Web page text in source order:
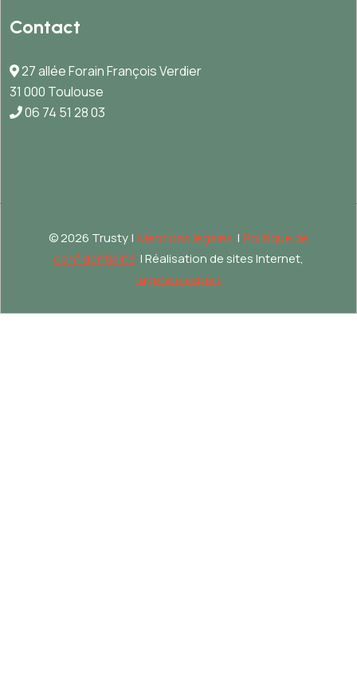
Contact
27 allée Forain François Verdier
31 000 Toulouse
06 74 51 28 03
©2026 Trusty | Mentions légales | Politique de
confidentialité | Réalisation de sites Internet,
lagence.expert